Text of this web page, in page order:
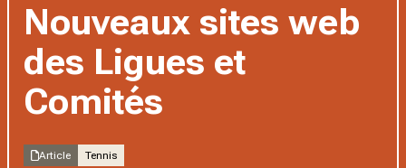
Nouveaux sites web
des Ligues et
Comités
Article Tennis